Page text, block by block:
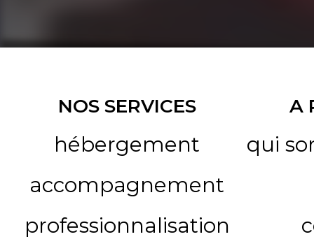
NOS SERVICES
hébergement
accompagnement
professionnalisation
A
qui